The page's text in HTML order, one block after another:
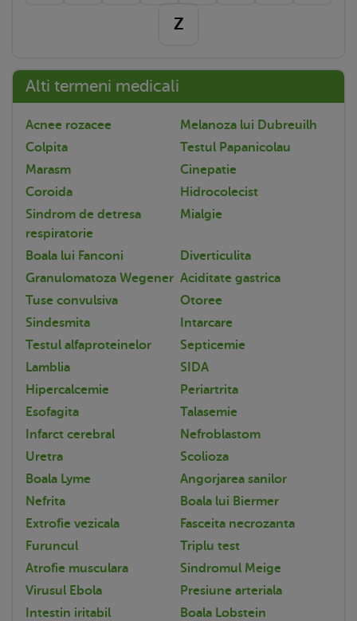
Z
Alti termeni medicali
Acnee rozacee
Melanoza lui Dubreuilh
Colpita
Testul Papanicolau
Marasm
Cinepatie
Coroida
Hidrocolecist
Sindrom de detresa
respiratorie
Mialgie
Boala lui Fanconi
Diverticulita
Granulomatoza Wegener Aciditate gastrica
Tuse convulsiva
Otoree
Sindesmita
Intarcare
Testul alfaproteinelor
Septicemie
Lamblia
SIDA
Hipercalcemie
Periartrita
Esofagita
Talasemie
Infarct cerebral
Nefroblastom
Uretra
Scolioza
Boala Lyme
Angorjarea sanilor
Nefrita
Boala lui Biermer
Extrofie vezicala
Fasceita necrozanta
Furuncul
Triplu test
Atrofie musculara
Sindromul Meige
Virusul Ebola
Presiune arteriala
Intestin iritabil
Boala Lobstein